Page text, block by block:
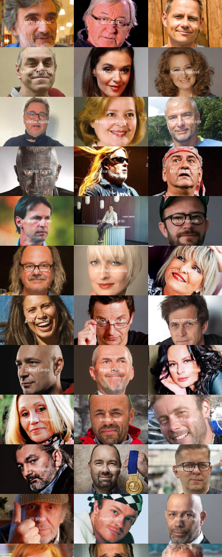
Martin Myšička Jiří Lábus Tomáš Kraus
Miroslav Táborský Iva Kubelková Simona Stašová
Václav Kopta Magda Vášáryová Stanislav Bartůšek
Vladimír Franz Milan Špalek Miroslav Donutil
František Straka Jannis Samaras Lukáš Hanulák
Ondřej Hejma Bára Nesvadbová Chantal Poullain
Eva Samková Michal Viewegh Igor Orozovič
Daniel Landa Marek Eben Jitka Čvančarová
Olga Sommerová Radek Jaroš Jan Trávníček
Daniel Hůlka Aleš Valenta David Netuka
Jiří Stivín Pavel Šporcl Robert Jíša